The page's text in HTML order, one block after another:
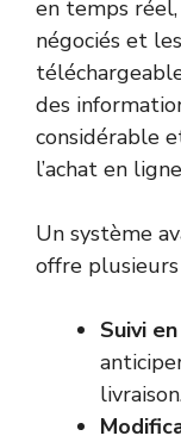
en temps
négociés et
des
considérable
l’achat en
Un système
offre
Suivi